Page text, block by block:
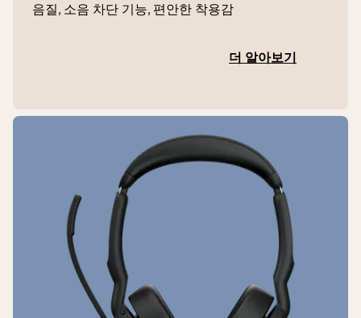
바쁨표시등, 착신 통화, Microsoft Teams
음질, 소음 차단 기능, 편안한 착용감
더 알아보기